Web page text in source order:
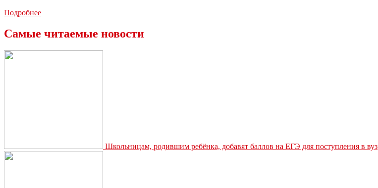
ПодробнееВ
Самые читаемые новости
Школьницам, родившим ребёнка, добавят баллов на ЕГЭ для поступления в вуз